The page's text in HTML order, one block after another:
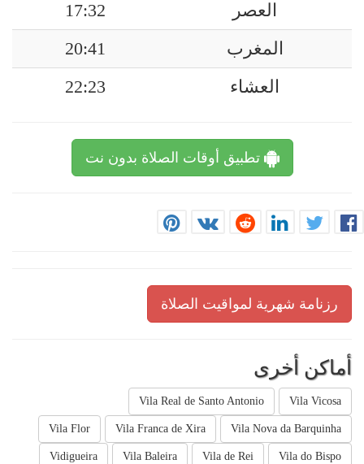
العصر
17:32
المغرب
20:41
العشاء
22:23
تطبيق أوقات الصلاة بدون نت
رزنامة شهرية لمواقيت الصلاة
أماكن أخرى
Vila Vicosa
Vila Real de Santo Antonio
Vila Nova da Barquinha
Vila Franca de Xira
Vila Flor
Vila do Bispo
Vila de Rei
Vila Baleira
Vidigueira